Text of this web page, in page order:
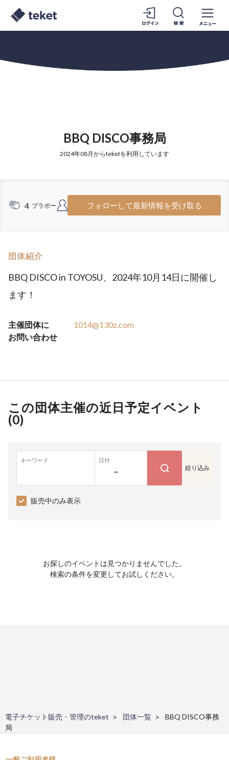
BBQ DISCO事務局
2024年08月からteketを利用しています
4 ブラボー フォロワー
フォローして最新情報を受け取る
団体紹介
BBQ DISCO in TOYOSU、2024年10月14日に開催し
ます！
主催団体に
お問い合わせ
1014@130z.com
この団体主催の近日予定イベント
(0)
キーワード 日付
~ 絞り込み
販売中のみ表示
お探しのイベントは見つかりませんでした。
検索の条件を変更してお試しください。
電子チケット販売・管理のteket 団体一覧
BBQ DISCO事務
局